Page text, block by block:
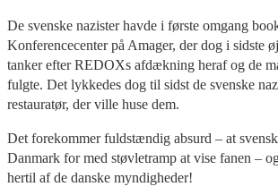
De svenske nazister havde i første omgang
Konferencecenter på Amager, der dog i sidste
tanker efter REDOXs afdækning heraf og de
fulgte. Det lykkedes dog til sidst de svenske
restauratør, der ville huse dem.
Det forekommer fuldstændig absurd – at
Danmark for med støvletramp at vise fanen –
hertil af de danske myndigheder!